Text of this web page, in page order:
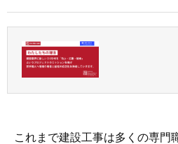
これまで建設工事は多くの専門